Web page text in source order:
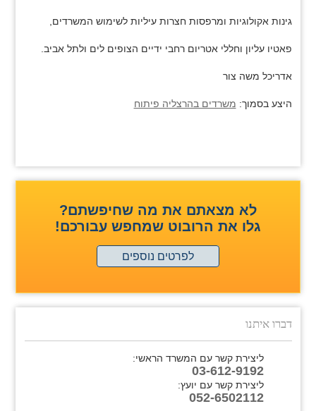
גינות אקולוגיות ומרפסות חצרות עיליות לשימוש המשרדים,
פאטיו עליון וחללי אטריום רחבי ידיים הצופים לים ולתל אביב.
אדריכל משה צור
היצע בסמוך: משרדים בהרצליה פיתוח
לא מצאתם את מה שחיפשתם?
גלו את הרובוט שמחפש עבורכם!
לפרטים נוספים
דברו איתנו
ליצירת קשר עם המשרד הראשי:
03-612-9192
ליצירת קשר עם יועץ:
052-6502112